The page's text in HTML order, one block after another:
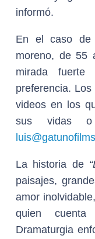
informó.
En el caso de
moreno, de 55
mirada fuerte
preferencia.
videos en los
sus vidas
La historia de
paisajes,
amor
quien
Dramaturgia